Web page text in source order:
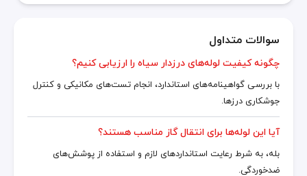
سوالات متداول
چگونه کیفیت لوله‌های درزدار سیاه را ارزیابی کنیم؟
با بررسی گواهینامه‌های استاندارد، انجام تست‌های مکانیکی و کنترل
جوشکاری درزها.
آیا این لوله‌ها برای انتقال گاز مناسب هستند؟
بله، به شرط رعایت استانداردهای لازم و استفاده از پوشش‌های
ضدخوردگی.